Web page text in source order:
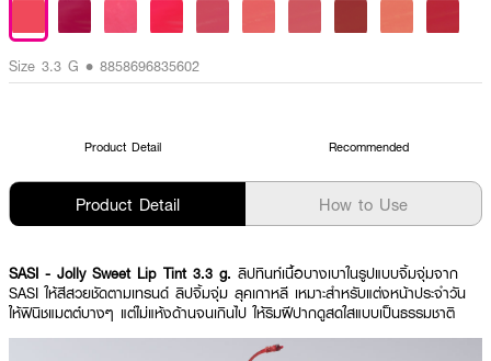
Size 3.3 G • 8858696835602
Product Detail Recommended
Product Detail How to Use
SASI - Jolly Sweet Lip Tint 3.3 g. ลิปทินท์เนื้อบางเบาในรูปแบบจิ้มจุ่มจาก
SASI ให้สีสวยชัดตามเทรนด์ ลิปจิ้มจุ่ม ลุคเกาหลี เหมาะสำหรับแต่งหน้าประจำวัน
ให้ฟินิชแมตต์บางๆ แต่ไม่แห้งด้านจนเกินไป ให้ริมฝีปากดูสดใสแบบเป็นธรรมชาติ